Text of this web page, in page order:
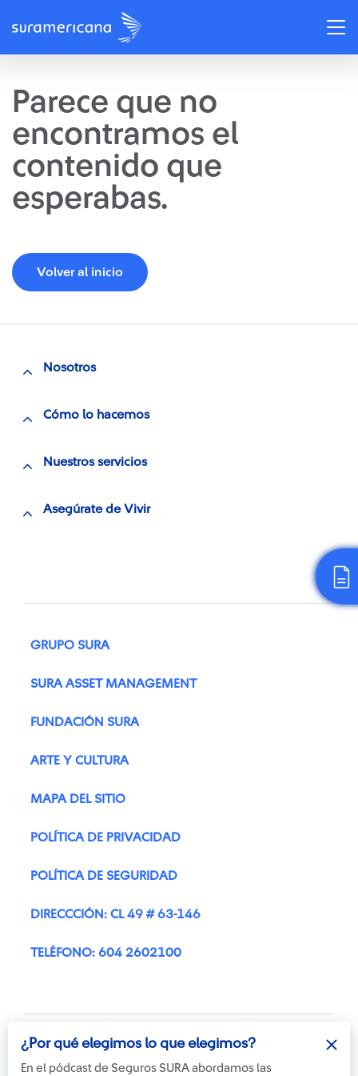
¿Por qué elegimos lo que elegimos?
En el pódcast de Seguros SURA abordamos las
Parece que no
encontramos el
contenido que
esperabas.
Volver al inicio
Nosotros
Cómo lo hacemos
Nuestros servicios
Asegúrate de Vivir
GRUPO SURA
SURA ASSET MANAGEMENT
FUNDACIÓN SURA
ARTE Y CULTURA
MAPA DEL SITIO
POLÍTICA DE PRIVACIDAD
POLÍTICA DE SEGURIDAD
DIRECCCIÓN: CL 49 # 63-146
TELÉFONO: 604 2602100